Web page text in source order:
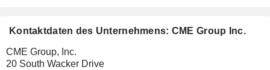
Kontaktdaten des Unternehmens: CME Group Inc.
CME Group, Inc.
20 South Wacker Drive